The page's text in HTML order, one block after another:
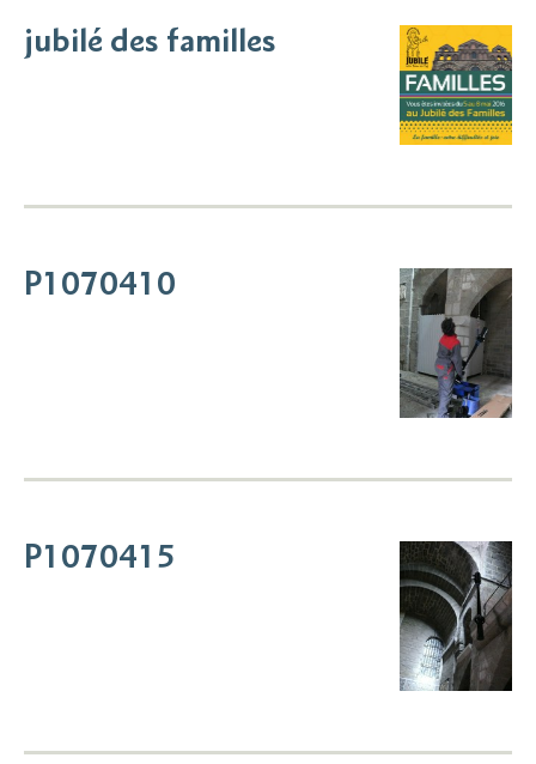
jubilé des familles
P1070410
P1070415